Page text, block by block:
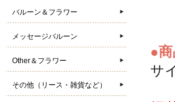
●
サ
バルーン＆フラワー
メッセージバルーン
Other＆フラワー
その他（リース・雑貨など）